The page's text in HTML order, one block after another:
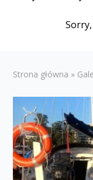
Strona główna »